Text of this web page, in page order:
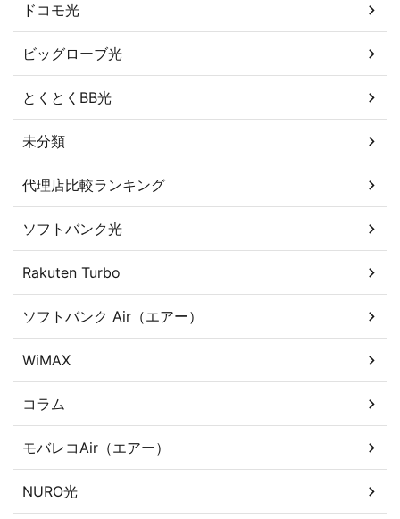
ドコモ光
ビッグローブ光
とくとくBB光
未分類
代理店比較ランキング
ソフトバンク光
Rakuten Turbo
ソフトバンク Air（エアー）
WiMAX
コラム
モバレコAir（エアー）
NURO光